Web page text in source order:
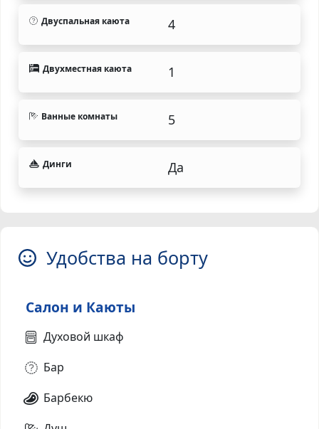
Двуспальная каюта 4
Двухместная каюта 1
Ванные комнаты 5
Динги Да
Удобства на борту
Салон и Каюты
Духовой шкаф
Бар
Барбекю